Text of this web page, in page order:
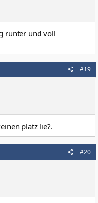
runter und voll
#19
platz lie?.
#20